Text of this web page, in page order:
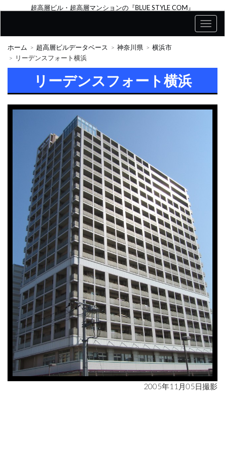
超高層ビル・超高層マンションの『BLUE STYLE COM』
ホーム 超高層ビルデータベース 神奈川県
横浜市
リーデンスフォート横浜
リーデンスフォート横浜
2005年11月05日撮影